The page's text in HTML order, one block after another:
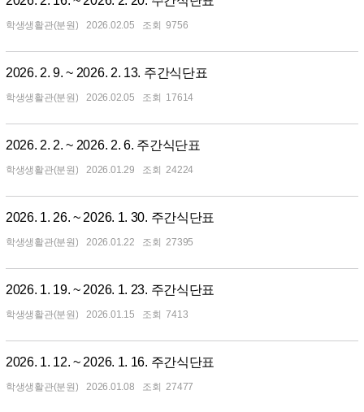
학생생활관(분원) 2026.02.05 9756
2026. 2. 9. ~ 2026. 2. 13. 주간식단표
학생생활관(분원) 2026.02.05 17614
2026. 2. 2. ~ 2026. 2. 6. 주간식단표
학생생활관(분원) 2026.01.29 24224
2026. 1. 26. ~ 2026. 1. 30. 주간식단표
학생생활관(분원) 2026.01.22 27395
2026. 1. 19. ~ 2026. 1. 23. 주간식단표
학생생활관(분원) 2026.01.15 7413
2026. 1. 12. ~ 2026. 1. 16. 주간식단표
학생생활관(분원) 2026.01.08 27477